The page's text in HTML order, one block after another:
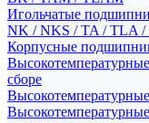
Игольчатые
NK / NKS / TA / TLA
Корпусные
сборе